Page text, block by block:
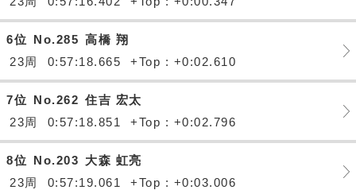
6位 No.285 高橋 翔
23周
0:57:18.665 +Top : +0:02.610
7位 No.262 住吉 宏太
23周
0:57:18.851 +Top : +0:02.796
8位 No.203 大森 虹亮
23周
0:57:19.061 +Top : +0:03.006